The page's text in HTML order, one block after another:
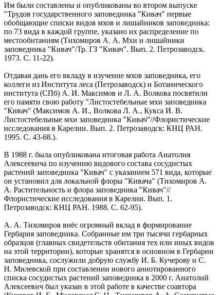
Им были составлены и опубликованы во втором выпуске
"Трудов государственного заповедника "Кивач" первые
обобщающие списки видов мхов и лишайников заповедника:
по 73 вида в каждой группе, указано их распределение по
местообитаниям (Тихомиров А. А. Мхи и лишайники
заповедника "Кивач"/Тр. ГЗ "Кивач". Вып. 2. Петрозаводск.
1973. С. 11-22).
Отдавая дань его вкладу в изучение мхов заповедника, его
коллеги из Института леса (Петрозаводск) и Ботанического
института (СПб) А. И. Максимов и Л. А. Волкова посвятили
его памяти свою работу "Листостебельные мхи заповедника
"Кивач" (Максимов А. И., Волкова Л. А., Кукса И. В.
Листостебельные мхи заповедника "Кивач"//Флористические
исследования в Карелии. Вып. 2. Петрозаводск: КНЦ РАН.
1995. С. 43-68.).
В 1988 г. была опубликована итоговая работа Анатолия
Алексеевича по изучению видового состава сосудистых
растений заповедника "Кивач" с указанием 571 вида, которые
он установил для локальной флоры "Кивача" (Тихомиров А.
А. Растительность и флора заповедника "Кивач"//
Флористические исследования в Карелии. Вып. 1.
Петрозаводск: КНЦ РАН. 1988. С. 62-95).
А. А. Тихомиров внёс огромный вклад в формирование
Гербария заповедника. Собранные им три тысячи гербарных
образцов (главных свидетельств обитания тех или иных видов
на этой территории), которые хранятся в основном в Гербарии
заповедника, сослужили добрую службу И. Б. Кучерову и С.
Н. Милевской при составлении нового аннотированного
списка сосудистых растений заповедника в 2000 г. Анатолий
Алексеевич был указан в этой работе в качестве соавтора